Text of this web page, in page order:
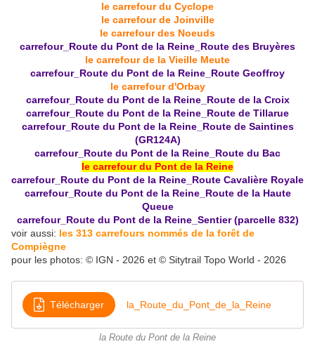
le carrefour du Cyclope
le carrefour de Joinville
le carrefour des Noeuds
carrefour_Route du Pont de la Reine_Route des Bruyères
le carrefour de la Vieille Meute
carrefour_Route du Pont de la Reine_Route Geoffroy
le carrefour d'Orbay
carrefour_Route du Pont de la Reine_Route de la Croix
carrefour_Route du Pont de la Reine_Route de Tillarue
carrefour_Route du Pont de la Reine_Route de Saintines
(GR124A)
carrefour_Route du Pont de la Reine_Route du Bac
le carrefour du Pont de la Reine
carrefour_Route du Pont de la Reine_Route Cavalière Royale
carrefour_Route du Pont de la Reine_Route de la Haute
Queue
carrefour_Route du Pont de la Reine_Sentier (parcelle 832)
voir aussi: les 313 carrefours nommés de la forêt de
Compiègne
pour les photos: © IGN - 2026 et © Sitytrail Topo World - 2026
Télécharger la_Route_du_Pont_de_la_Reine
la Route du Pont de la Reine